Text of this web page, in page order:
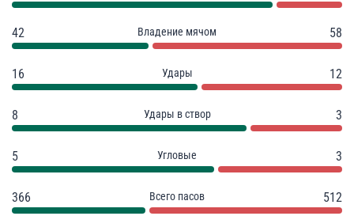
42 Владение мячом 58
16 Удары 12
8 Удары в створ 3
5 Угловые 3
366 Всего пасов 512